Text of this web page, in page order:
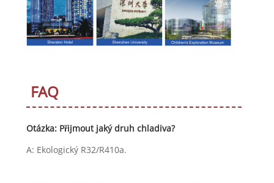
FAQ
Otázka: Přijmout jaký druh chladiva?
A: Ekologický R32/R410a.